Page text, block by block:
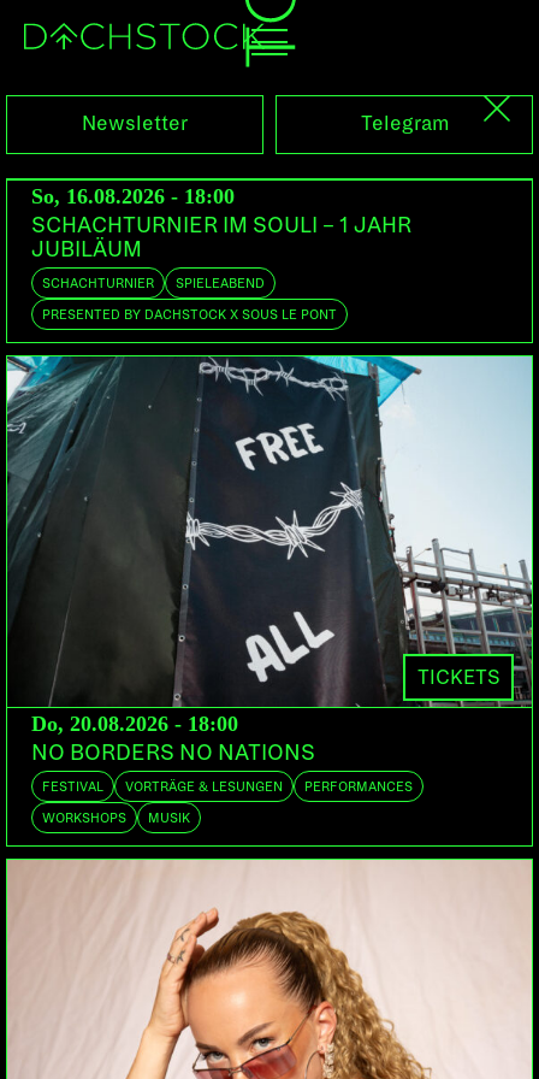
Sa, 26.08.2017
DARKSIDE
DEEJAY MF Bern | UTM, United Tribes Berne, Drum FM
KONFRONT.AUDIO Bern | Disturbed, Dysfunk Records
ANDRE & OLIV
TONI B
NICKY F Bern | Famili Business
DOORS:
23:00
VORVERKAUF:
PETZI.CH
ABENDKASSE:
Zum Auftakt der neuen Clubsaison präsentiert die
LOCAL DARKSIDE ein auserlesenes Line-up aus
Drum&Bass-Spektrum zum Besten geben werden.
Der Drum&Bass-Pionier und Darkside-Resident
DEEJAYMF widmet sich seit 1992 den Breakbeats
und Subbässen. TONI B gehört ebenfalls zur ersten
DJ-Generation und hat im Lauf seiner Karriere die
wichtigsten Raves mit seinen energetischen Mixes
Newsletter Telegram
So, 16.08.2026 - 18:00
SCHACHTURNIER IM SOULI – 1 JAHR
JUBILÄUM
SCHACHTURNIER SPIELEABEND
PRESENTED BY DACHSTOCK X SOUS LE PONT
TICKETS
Do, 20.08.2026 - 18:00
NO BORDERS NO NATIONS
FESTIVAL VORTRÄGE & LESUNGEN PERFORMANCES
WORKSHOPS MUSIK